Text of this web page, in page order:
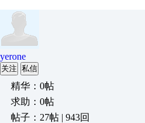
yerone
关注 私信
精华：0帖
求助：0帖
帖子：27帖 | 943回